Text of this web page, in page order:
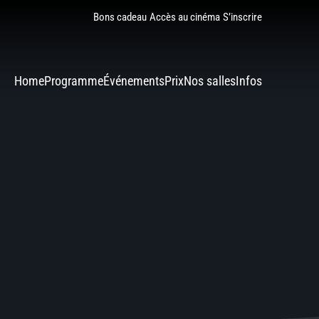
Bons cadeau Accès au cinéma S’inscrire
HomeProgrammeÉvénementsPrixNos sallesInfos